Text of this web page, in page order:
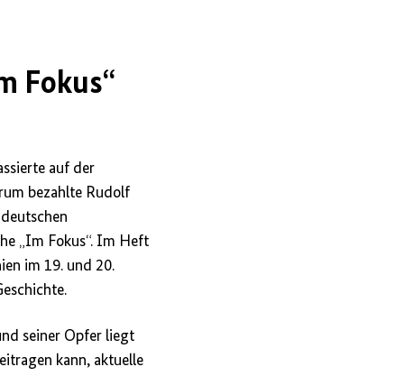
Fokus“
auf der
bezahlte Rudolf
„Im Fokus“. Im Heft
im 19. und 20.
seiner Opfer liegt
kann, aktuelle